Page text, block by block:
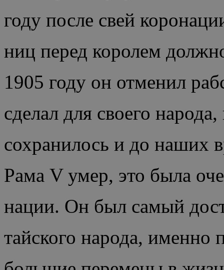
году после свей
ниц перед королем
1905 году он отменил
сделал для своего
сохранилось и до наших
Рама V умер, это была
нации. Он был самый
тайского народа, именно